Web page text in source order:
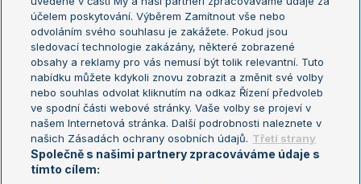
US Open
Turnaj mistrů
Turnaj mistryň
Aktualní trendy
Fotbalové přestupy
Livesport Daily
LS Prague Open
účelem poskytování. Výběrem Zamítnout vše nebo
odvoláním svého souhlasu je zakážete. Pokud jsou
sledovací technologie zakázány, některé zobrazené
obsahy a reklamy pro vás nemusí být tolik relevantní. Tuto
nabídku můžete kdykoli znovu zobrazit a změnit své volby
nebo souhlas odvolat kliknutím na odkaz Řízení předvoleb
ve spodní části webové stránky. Vaše volby se projeví v
našem Internetová stránka. Další podrobnosti naleznete v
našich Zásadách ochrany osobních údajů. Třetí strany
Společně s našimi partnery zpracováváme údaje s
tímto cílem: